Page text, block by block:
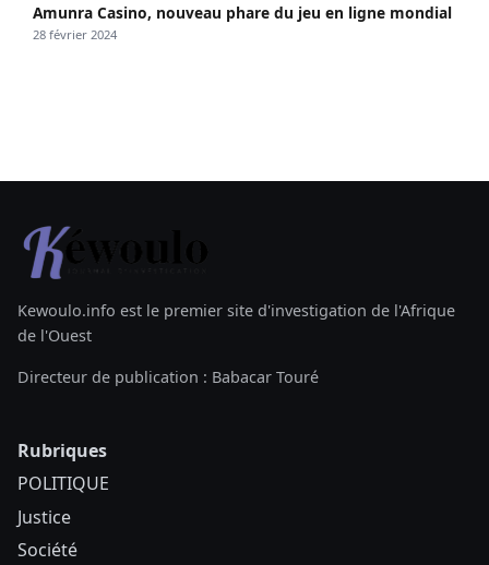
Amunra Casino, nouveau phare du jeu en ligne mondial
28 février 2024
Kewoulo.info est le premier site d'investigation de l'Afrique
de l'Ouest
Directeur de publication : Babacar Touré
Rubriques
POLITIQUE
Justice
Société